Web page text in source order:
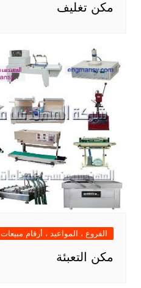
مكن تغليف
الفروع ، المواعيد ، أرقام مبيعات
مكن التعبئة